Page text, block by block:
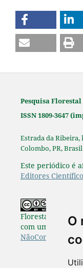
O
Pesquisa
ISSN 1809-3647
Estrada da Ribeira,
Colombo, PR, Brasil
Este periódico é
Editores
Florestal
com uma Licença
NãoComercial-